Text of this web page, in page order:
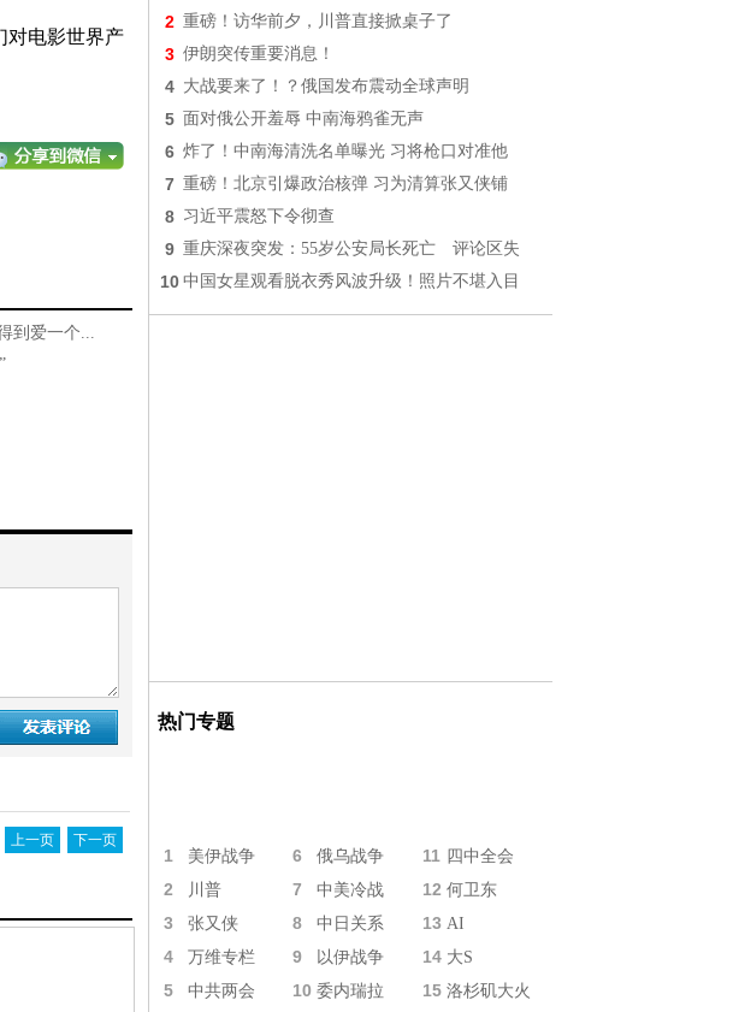
对电影世界产
到爱一个...
上一页 下一页
2 重磅！访华前夕，川普直接掀桌子了
3 伊朗突传重要消息！
4 大战要来了！？俄国发布震动全球声明
5 面对俄公开羞辱 中南海鸦雀无声
6 炸了！中南海清洗名单曝光 习将枪口对准他
7 重磅！北京引爆政治核弹 习为清算张又侠铺
8 习近平震怒下令彻查
9 重庆深夜突发：55岁公安局长死亡 评论区失
10 中国女星观看脱衣秀风波升级！照片不堪入目
热门专题
1 美伊战争 6 俄乌战争 11 四中全会
2 川普 7 中美冷战 12 何卫东
3 张又侠 8 中日关系 13 AI
4 万维专栏 9 以伊战争 14 大S
5 中共两会 10 委内瑞拉 15 洛杉矶大火